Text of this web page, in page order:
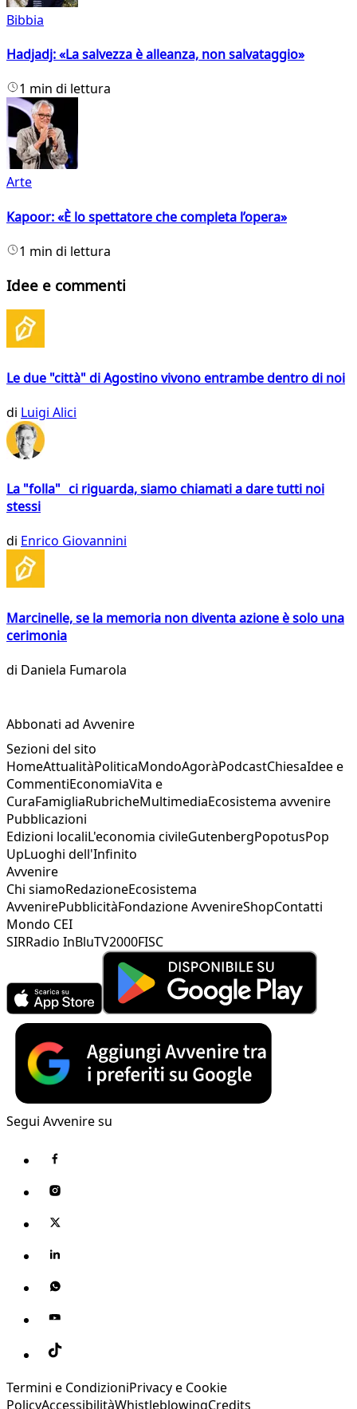
Bibbia
Hadjadj: «La salvezza è alleanza, non salvataggio»
1 min di lettura
Arte
Kapoor: «È lo spettatore che completa l’opera»
1 min di lettura
Idee e commenti
Le due "città" di Agostino vivono entrambe dentro di noi
di Luigi Alici
La "folla" ci riguarda, siamo chiamati a dare tutti noi
stessi
di Enrico Giovannini
Marcinelle, se la memoria non diventa azione è solo una
cerimonia
di Daniela Fumarola
Abbonati ad Avvenire
Sezioni del sito
HomeAttualitàPoliticaMondoAgoràPodcastChiesaIdee e
CommentiEconomiaVita e
CuraFamigliaRubricheMultimediaEcosistema avvenire
Pubblicazioni
Edizioni localiL'economia civileGutenbergPopotusPop
UpLuoghi dell'Infinito
Avvenire
Chi siamoRedazioneEcosistema
AvvenirePubblicitàFondazione AvvenireShopContatti
Mondo CEI
SIRRadio InBluTV2000FISC
Segui Avvenire su
Termini e CondizioniPrivacy e Cookie
PolicyAccessibilitàWhistleblowingCredits